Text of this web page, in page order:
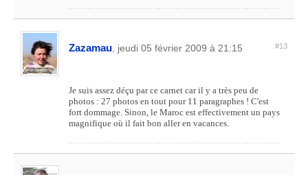
Zazamau , jeudi 05 février 2009 à 21:15 #13
Je suis assez déçu par ce carnet car il y a très peu de
photos : 27 photos en tout pour 11 paragraphes ! C'est
fort dommage. Sinon, le Maroc est effectivement un pays
magnifique où il fait bon aller en vacances.